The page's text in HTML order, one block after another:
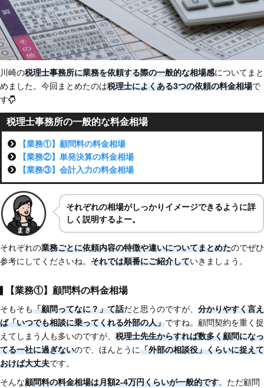
川崎の税理士事務所に業務を依頼する際の一般的な相場感についてまと
めました。今回まとめたのは税理士によくある3つの依頼の料金相場で
す
税理士事務所の一般的な料金相場
【業務①】顧問料の料金相場
【業務②】単発決算の料金相場
【業務③】会計入力の料金相場
それぞれの相場がしっかり イメージできるように詳
しく説明するよー。
それぞれの業務ごとに依頼内容の特徴や違いについてまとめたのでぜひ
参考にしてくださいね。 それでは順番にご紹介していきましょう。
【業務①】顧問料の料金相場
そもそも「顧問ってなに？」て話だと思うのですが、 分かりやすく言え
ば「いつでも相談に乗ってくれる外部の人」ですね。顧問契約を重く捉
えてしまう人も多いのですが、 税理士先生からすれば数多く顧問になっ
てる一社に過ぎないので、ほんとうに「外部の相談役」くらいに捉えて
おけば大丈夫です。
そんな顧問料の料金相場は月額2-4万円くらいが一般的です。ただ顧問